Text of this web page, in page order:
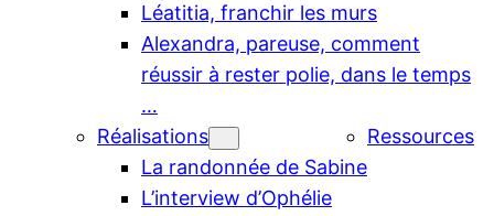
Léatitia, franchir les murs
Alexandra, pareuse, comment
réussir à rester polie, dans le temps
…
Réalisations
La randonnée de Sabine
L’interview d’Ophélie
Ressources